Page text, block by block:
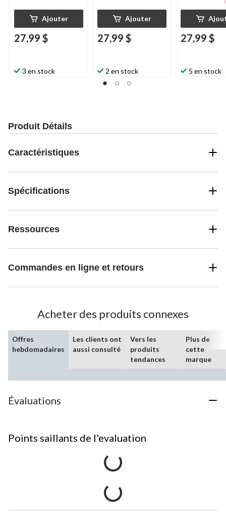
Ajouter
27,99 $
3 en stock
Ajouter
27,99 $
2 en stock
27,99 $
5 en stock
Produit Détails
Caractéristiques
Spécifications
Ressources
Commandes en ligne et retours
Acheter des produits connexes
Offres
hebdomadaires
Les clients ont
aussi consulté
Vers les
produits
tendances
Plus de
cette
marque
Évaluations
Points saillants de l'evaluation